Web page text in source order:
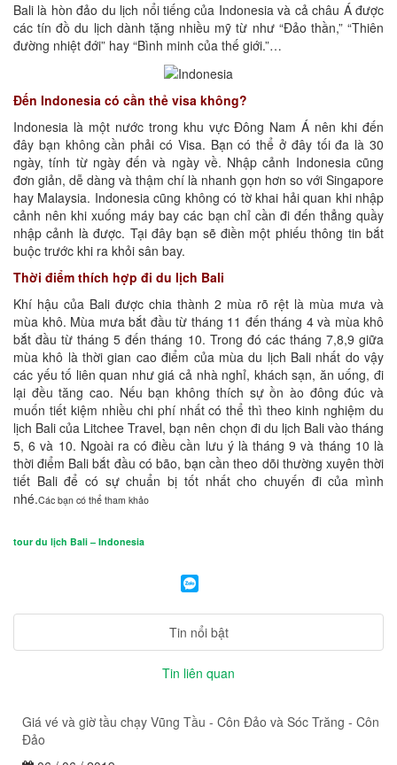
Bali là hòn đảo du lịch nổi tiếng của Indonesia và cả châu Á được
các tín đồ du lịch dành tặng nhiều mỹ từ như “Đảo thần,” “Thiên
đường nhiệt đới” hay “Bình minh của thế giới.”…
Đến Indonesia có cần thẻ visa không?
Indonesia là một nước trong khu vực Đông Nam Á nên khi đến
đây bạn không cần phải có Visa. Bạn có thể ở đây tối đa là 30
ngày, tính từ ngày đến và ngày về. Nhập cảnh Indonesia cũng
đơn giản, dễ dàng và thậm chí là nhanh gọn hơn so với Singapore
hay Malaysia. Indonesia cũng không có tờ khai hải quan khi nhập
cảnh nên khi xuống máy bay các bạn chỉ cần đi đến thẳng quầy
nhập cảnh là được. Tại đây bạn sẽ điền một phiếu thông tin bắt
buộc trước khi ra khỏi sân bay.
Thời điểm thích hợp đi du lịch Bali
Khí hậu của Bali được chia thành 2 mùa rõ rệt là mùa mưa và
mùa khô. Mùa mưa bắt đầu từ tháng 11 đến tháng 4 và mùa khô
bắt đầu từ tháng 5 đến tháng 10. Trong đó các tháng 7,8,9 giữa
mùa khô là thời gian cao điểm của mùa du lịch Bali nhất do vậy
các yếu tố liên quan như giá cả nhà nghỉ, khách sạn, ăn uống, đi
lại đều tăng cao. Nếu bạn không thích sự ồn ào đông đúc và
muốn tiết kiệm nhiều chi phí nhất có thể thì theo kinh nghiệm du
lịch Bali của Litchee Travel, bạn nên chọn đi du lịch Bali vào tháng
5, 6 và 10. Ngoài ra có điều cần lưu ý là tháng 9 và tháng 10 là
thời điểm Bali bắt đầu có bão, bạn cần theo dõi thường xuyên thời
tiết Bali để có sự chuẩn bị tốt nhất cho chuyến đi của mình
nhé.Các bạn có thể tham khảo
tour du lịch Bali – Indonesia
Tin nổi bật
Tin liên quan
Giá vé và giờ tầu chạy Vũng Tầu - Côn Đảo và Sóc Trăng - Côn
Đảo